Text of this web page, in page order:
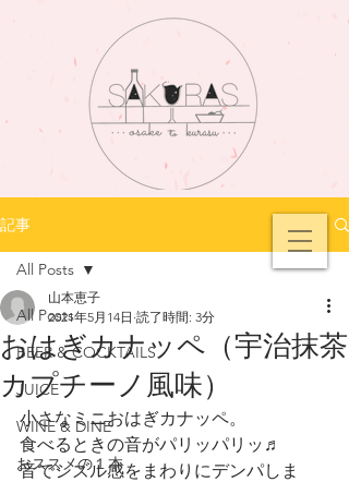
記事
All Posts
BEER & COCKTAILS
JUICE
WINE & DINE
おススメの１本
All Posts
おはぎカナッペ（宇治抹茶
カプチーノ風味）
山本恵子
2021年5月14日 読了時間: 3分
小さなミニおはぎカナッペ。
食べるときの音がパリッパリッ♬
音でシズル感をまわりにデンパしま